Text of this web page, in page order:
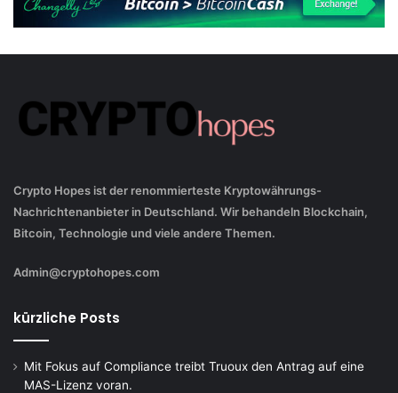
Crypto Hopes ist der renommierteste Kryptowährungs-
Nachrichtenanbieter in Deutschland. Wir behandeln Blockchain,
Bitcoin, Technologie und viele andere Themen.
Admin@cryptohopes.com
kürzliche Posts
Mit Fokus auf Compliance treibt Truoux den Antrag auf eine
MAS-Lizenz voran.